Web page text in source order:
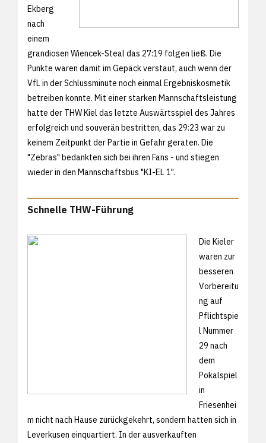
Ekberg
nach
einem
grandiosen Wiencek-Steal das 27:19 folgen ließ. Die
Punkte waren damit im Gepäck verstaut, auch wenn der
VfL in der Schlussminute noch einmal Ergebniskosmetik
betreiben konnte. Mit einer starken Mannschaftsleistung
hatte der THW Kiel das letzte Auswärtsspiel des Jahres
erfolgreich und souverän bestritten, das 29:23 war zu
keinem Zeitpunkt der Partie in Gefahr geraten. Die
"Zebras" bedankten sich bei ihren Fans - und stiegen
wieder in den Mannschaftsbus "KI-EL 1".
Schnelle THW-Führung
Die Kieler
waren zur
besseren
Vorbereitu
ng auf
Pflichtspie
l Nummer
29 nach
dem
Pokalspiel
in
Friesenhei
m nicht nach Hause zurückgekehrt, sondern hatten sich in
Leverkusen einquartiert. In der ausverkauften